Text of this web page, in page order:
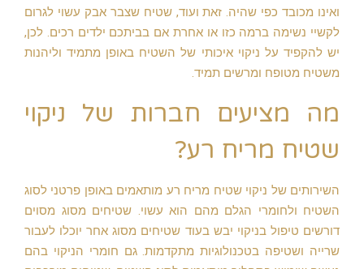
ואינו מכובד כפי שהיה. זאת ועוד, שטיח שצבר אבק עשוי לגרום
לקשיי נשימה ברמה כזו או אחרת אם בביתכם ילדים רכים. לכן,
יש להקפיד על ניקוי איכותי של השטיח באופן מתמיד וליהנות
משטיח מטופח ומרשים תמיד.
מה מציעים חברות של ניקוי
שטיח מריח רע?
השירותים של ניקוי שטיח מריח רע מותאמים באופן פרטני לסוג
השטיח ולחומרי הגלם מהם הוא עשוי. שטיחים מסוג מסוים
דורשים טיפול בניקוי יבש בעוד שטיחים מסוג אחר יוכלו לעבור
שרייה ושטיפה בטכנולוגיות מתקדמות. גם חומרי הניקוי בהם